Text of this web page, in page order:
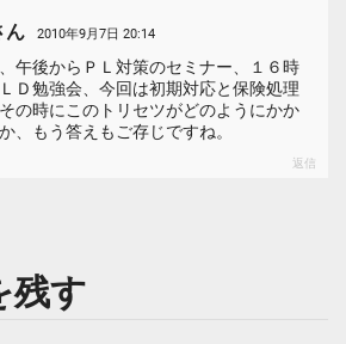
ん 2010年9月7日 20:14
午後からＰＬ対策のセミナー、１６時
Ｄ勉強会、今回は初期対応と保険処理
の時にこのトリセツがどのようにかか
、もう答えもご存じですね。
返信
残す